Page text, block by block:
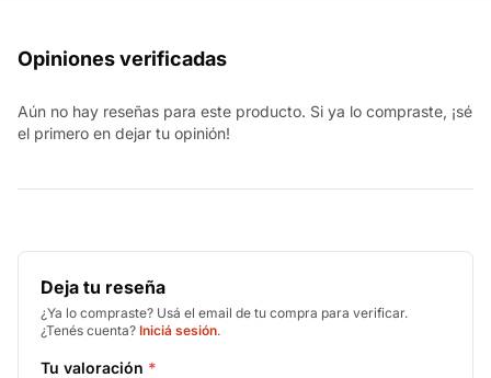
Opiniones verificadas
Aún no hay reseñas para este producto. Si ya lo compraste, ¡sé
el primero en dejar tu opinión!
Deja tu reseña
¿Ya lo compraste? Usá el email de tu compra para verificar.
¿Tenés cuenta? Iniciá sesión.
Tu valoración *